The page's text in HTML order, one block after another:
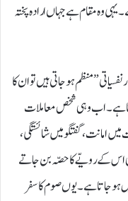
یہی وہ مقام ہے جہاں ارادہ پختہ
منظم ہو جاتی ہیں تو ان کا
ہے۔ اب وہی شخص معاملات
امانت، گفتگو میں شائستگی،
اس کے رویّے کا حصّہ بن جاتے
ہو جاتا ہے۔ یوں صوم کا سفر